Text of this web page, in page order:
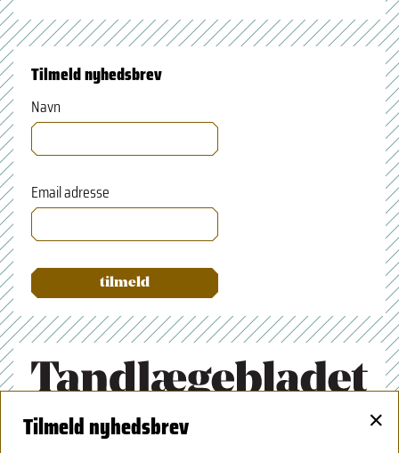
Tilmeld nyhedsbrev
Navn
Email adresse
Tandlægeforeningen
Tilmeld nyhedsbrev ×